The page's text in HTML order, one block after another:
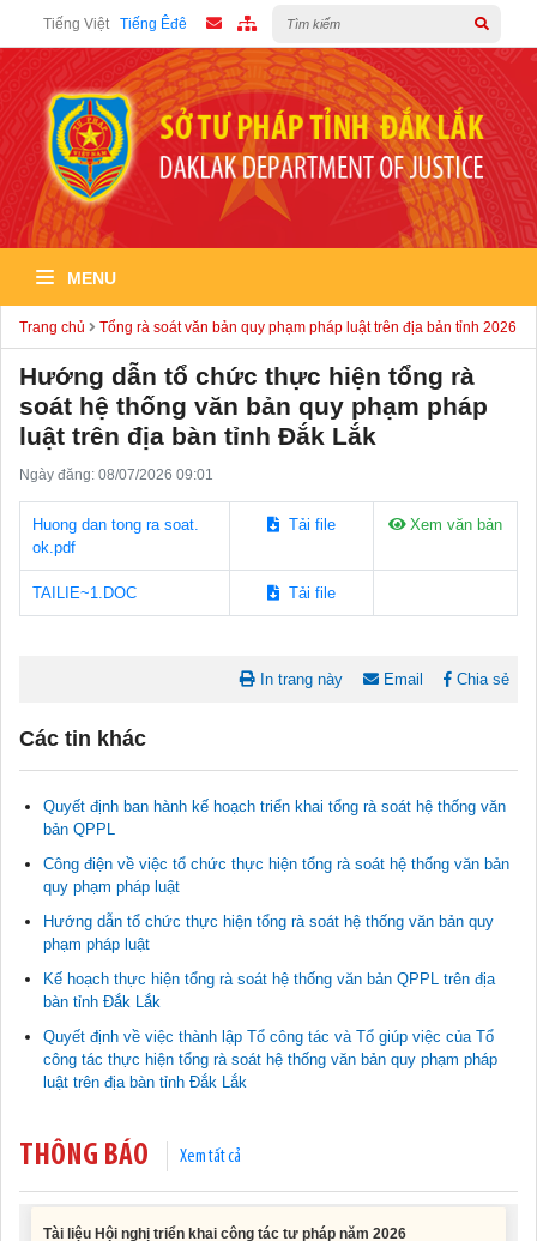
Tiếng Việt Tiếng Êđê
MENU
Trang chủ Tổng rà soát văn bản quy phạm pháp luật trên địa bản tỉnh 2026
Hướng dẫn tổ chức thực hiện tổng rà
soát hệ thống văn bản quy phạm pháp
luật trên địa bàn tỉnh Đắk Lắk
Ngày đăng: 08/07/2026 09:01
Huong dan tong ra soat.
ok.pdf
Tải file Xem văn bản
TAILIE~1.DOC Tải file
In trang này Email Chia sẻ
Các tin khác
Quyết định ban hành kế hoạch triển khai tổng rà soát hệ thống văn
bản QPPL
Công điện về việc tổ chức thực hiện tổng rà soát hệ thống văn bản
quy phạm pháp luật
Hướng dẫn tổ chức thực hiện tổng rà soát hệ thống văn bản quy
phạm pháp luật
Kế hoạch thực hiện tổng rà soát hệ thống văn bản QPPL trên địa
bàn tỉnh Đắk Lắk
Quyết định về việc thành lập Tổ công tác và Tổ giúp việc của Tổ
công tác thực hiện tổng rà soát hệ thống văn bản quy phạm pháp
luật trên địa bàn tỉnh Đắk Lắk
THÔNG BÁO Xem tất cả
thôn mới
11/02/2026 08:45:12
Tài liệu Hội nghị công chức, viên chức và người lao động năm
2025